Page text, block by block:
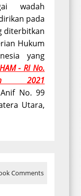
wadah
pada
diterbitkan
Hukum
yang
- RI No.
2021
No. 99
Utara,
Comments